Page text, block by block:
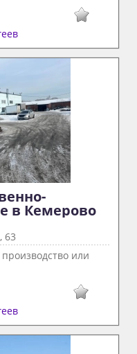
в Кемерово
63
или